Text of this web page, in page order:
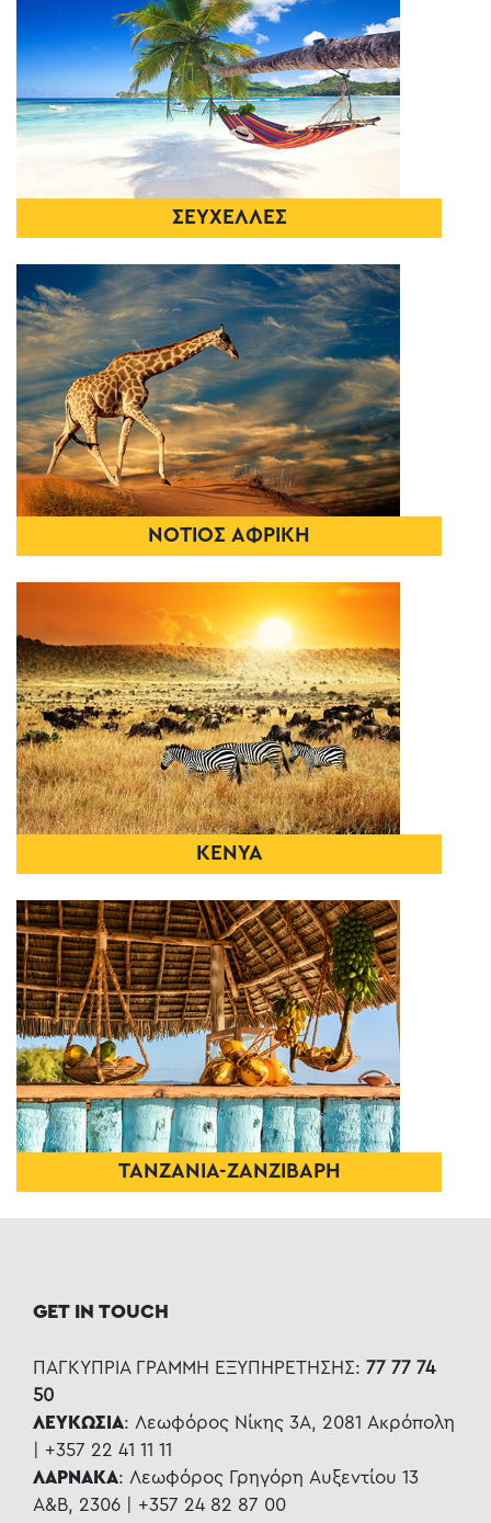
ΣΕΥΧΕΛΛΕΣ
ΝΟΤΙΟΣ ΑΦΡΙΚΗ
ΚΕΝΥΑ
ΤΑΝΖΑΝΙΑ-ΖΑΝΖΙΒΑΡΗ
GET IN TOUCH
ΠΑΓΚΥΠΡΙΑ ΓΡΑΜΜΗ ΕΞΥΠΗΡΕΤΗΣΗΣ: 77 77 74
50
ΛΕΥΚΩΣΙΑ: Λεωφόρος Νίκης 3Α, 2081 Ακρόπολη
| +357 22 41 11 11
ΛΑΡΝΑΚΑ: Λεωφόρος Γρηγόρη Αυξεντίου 13
Α&Β, 2306 | +357 24 82 87 00